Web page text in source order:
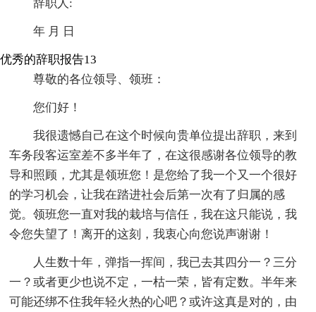
辞职人:
年 月 日
优秀的辞职报告13
尊敬的各位领导、领班：
您们好！
我很遗憾自己在这个时候向贵单位提出辞职，来到
车务段客运室差不多半年了，在这很感谢各位领导的教
导和照顾，尤其是领班您！是您给了我一个又一个很好
的学习机会，让我在踏进社会后第一次有了归属的感
觉。领班您一直对我的栽培与信任，我在这只能说，我
令您失望了！离开的这刻，我衷心向您说声谢谢！
人生数十年，弹指一挥间，我已去其四分一？三分
一？或者更少也说不定，一枯一荣，皆有定数。半年来
可能还绑不住我年轻火热的心吧？或许这真是对的，由